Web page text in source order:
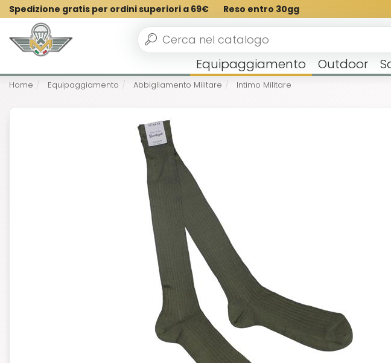
Spedizione gratis per ordini superiori a 69€ Reso entro 30gg
Equipaggiamento Outdoor
Home Equipaggiamento Abbigliamento Militare Intimo Militare